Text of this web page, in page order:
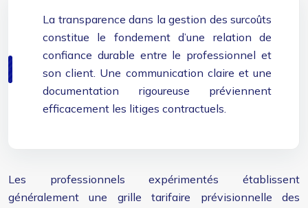
La transparence dans la gestion des surcoûts
constitue le fondement d’une relation de
confiance durable entre le professionnel et
son client. Une communication claire et une
documentation rigoureuse préviennent
efficacement les litiges contractuels.
Les professionnels expérimentés établissent
généralement une grille tarifaire prévisionnelle des